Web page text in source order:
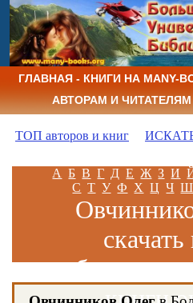
ГЛАВНАЯ - КНИГИ НА MANY-
АВТОРАМ И ЧИТАТЕЛЯМ
ТОП авторов и книг
А Б В Г Д Е Ж З И
С Т У Ф Х Ц Ч Ш
бесплатно